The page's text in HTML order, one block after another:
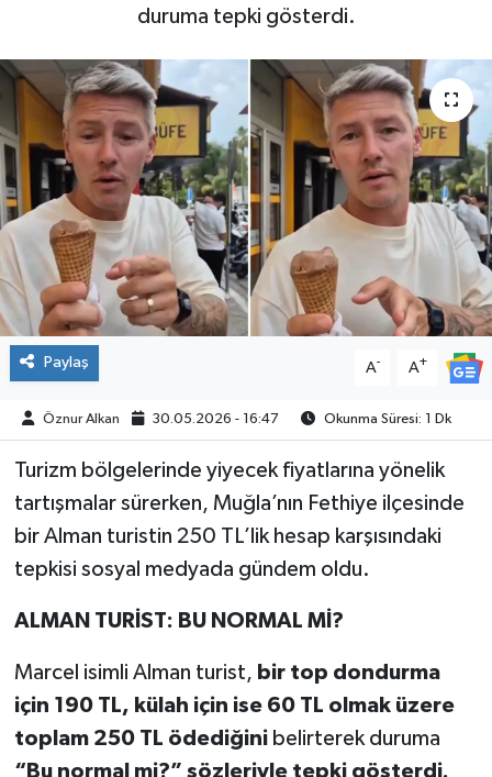
duruma tepki gösterdi.
Paylaş A- A+
Öznur Alkan 30.05.2026 - 16:47 Okunma Süresi: 1 Dk
Turizm bölgelerinde yiyecek fiyatlarına yönelik
tartışmalar sürerken, Muğla’nın Fethiye ilçesinde
bir Alman turistin 250 TL’lik hesap karşısındaki
tepkisi sosyal medyada gündem oldu.
ALMAN TURİST: BU NORMAL Mİ?
Marcel isimli Alman turist, bir top dondurma
için 190 TL, külah için ise 60 TL olmak üzere
toplam 250 TL ödediğinibelirterek duruma
“Bu normal mi?” sözleriyle tepki gösterdi.